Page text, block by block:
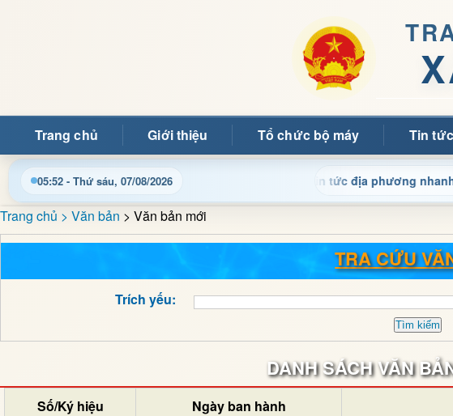
Trang chủ Giới thiệu Tổ chức bộ máy Tin
05:52 - Thứ sáu, 07/08/2026
thông tin điều hành, thủ tục hành chính và tin tức địa phương nhanh chóng,
Trang chủ > Văn bản > Văn bản mới
TRA CỨU
Trích yếu:
Tìm kiếm
DANH SÁCH VĂN
Số/Ký hiệu Ngày ban hành